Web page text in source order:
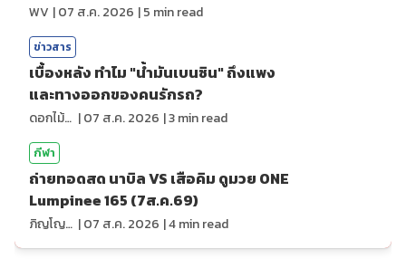
WV |07 ส.ค. 2026 |5 min read
ข่าวสาร
เบื้องหลัง ทำไม "น้ำมันเบนซิน" ถึงแพง
และทางออกของคนรักรถ?
ดอกไม้กับสายน้ำ |07 ส.ค. 2026 |3min read
กีฬา
ถ่ายทอดสด นาบิล VS เสือคิม ดูมวย ONE
Lumpinee 165 (7ส.ค.69)
ภิญโญ ส่องแสง |07 ส.ค. 2026 |4min read